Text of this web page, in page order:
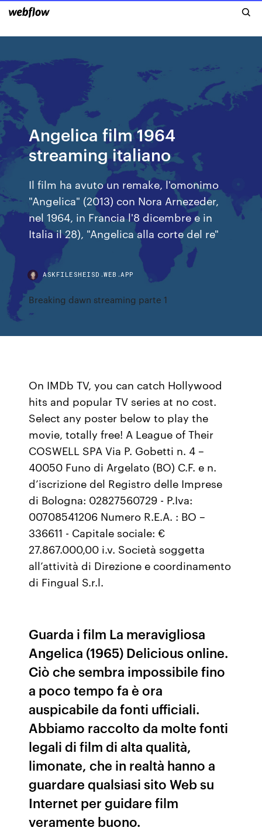
Angelica film 1964
streaming italiano
Il film ha avuto un remake, l'omonimo
"Angelica" (2013) con Nora Arnezeder,
nel 1964, in Francia l'8 dicembre e in
Italia il 28), "Angelica alla corte del re"
ASKFILESHEISD.WEB.APP
Breaking dawn streaming parte 1
On IMDb TV, you can catch Hollywood
hits and popular TV series at no cost.
Select any poster below to play the
movie, totally free! A League of Their
COSWELL SPA Via P. Gobetti n. 4 –
40050 Funo di Argelato (BO) C.F. e n.
d’iscrizione del Registro delle Imprese
di Bologna: 02827560729 - P.Iva:
00708541206 Numero R.E.A. : BO –
336611 - Capitale sociale: €
27.867.000,00 i.v. Società soggetta
all’attività di Direzione e coordinamento
di Fingual S.r.l.
Guarda i film La meravigliosa
Angelica (1965) Delicious online.
Ciò che sembra impossibile fino
a poco tempo fa è ora
auspicabile da fonti ufficiali.
Abbiamo raccolto da molte fonti
legali di film di alta qualità,
limonate, che in realtà hanno a
guardare qualsiasi sito Web su
Internet per guidare film
veramente buono.